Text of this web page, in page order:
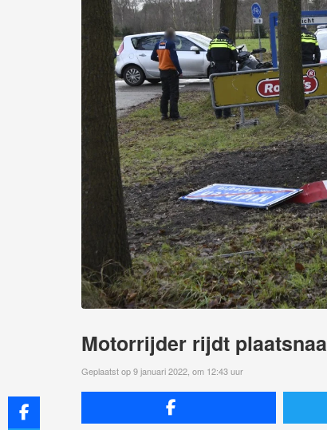
Motorrijder rijdt
Geplaatst op 9 januari 2022, om 12:43 uur